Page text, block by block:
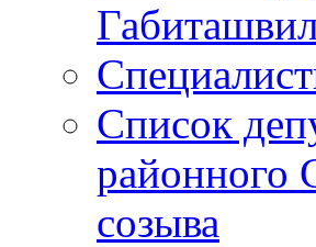
Список
районного
созыва